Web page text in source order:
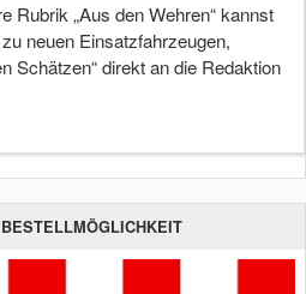
Rubrik „Aus den Wehren“ kannst
neuen Einsatzfahrzeugen,
Schätzen“ direkt an die Redaktion